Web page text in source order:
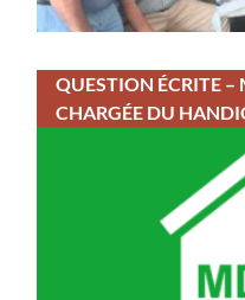
QUESTION ÉCRITE
CHARGÉE DU